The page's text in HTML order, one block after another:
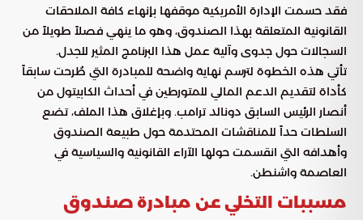
فقد حسمت الإدارة الأمريكية موقفها بإنهاء كافة الملاحقات
القانونية المتعلقة بهذا الصندوق، وهو ما ينهي فصلاً طويلاً من
السجالات حول جدوى وآلية عمل هذا البرنامج المثير للجدل.
تأتي هذه الخطوة لترسم نهاية واضحة للمبادرة التي طُرحت سابقاً
كأداة لتقديم الدعم المالي للمتورطين في أحداث الكابيتول من
أنصار الرئيس السابق دونالد ترامب. وبإغلاق هذا الملف، تضع
السلطات حداً للمناقشات المحتدمة حول طبيعة الصندوق
وأهدافه التي انقسمت حولها الآراء القانونية والسياسية في
العاصمة واشنطن.
مسببات التخلي عن مبادرة صندوق